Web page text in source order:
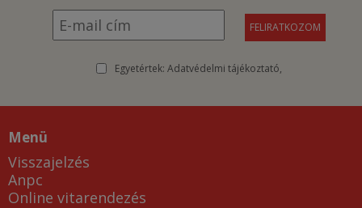
Egyetértek: Adatvédelmi tájékoztató
Menü
Visszajelzés
Anpc
Online vitarendezés